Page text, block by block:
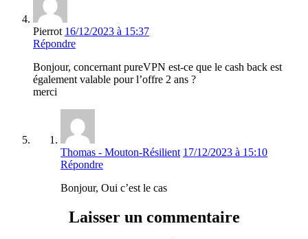
Pierrot 16/12/2023 à 15:37
Répondre
Bonjour, concernant pureVPN est-ce que le cash back est
également valable pour l’offre 2 ans ?
merci
Thomas - Mouton-Résilient 17/12/2023 à 15:10
Répondre
Bonjour, Oui c’est le cas
Laisser un commentaire